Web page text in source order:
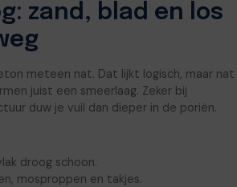
zand, blad en los
meteen nat. Dat lijkt logisch, maar nat
juist een smeerlaag. Zeker bij
duw je vuil dan dieper in de poriën.
droog schoon.
mosproppen en takjes.